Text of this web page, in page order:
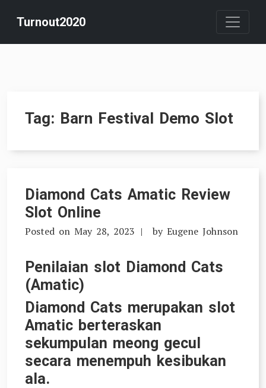
content
Turnout2020
Tag: Barn Festival Demo Slot
Diamond Cats Amatic Review
Slot Online
Posted on May 28, 2023 by Eugene Johnson
Penilaian slot Diamond Cats
(Amatic)
Diamond Cats merupakan slot
Amatic berteraskan
sekumpulan meong gecul
secara menempuh kesibukan
ala.